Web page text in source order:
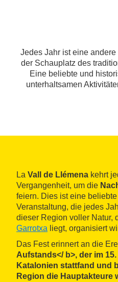
Jedes Jahr ist eine
der Schauplatz des
Eine beliebte und
unterhaltsamen
La Vall de Llémena kehrt
Vergangenheit, um die
feiern. Dies ist eine
Veranstaltung, die jedes
dieser Region voller Natur,
Garrotxa liegt, organisiert
Das Fest erinnert an die
Aufstands</ b>, der im
Katalonien stattfand und
Region die Hauptakteure